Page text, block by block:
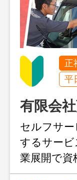
正
平
有限会
セルフサ
するサー
業展開で
ないエネ